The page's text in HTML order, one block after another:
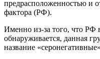
предрасположенностью и
фактора (РФ).
Именно из-за того, что РФ
обнаруживается, данная
название